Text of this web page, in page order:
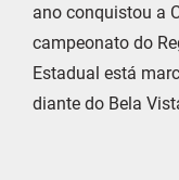
ano conquistou a
campeonato do
Estadual está
diante do Bela